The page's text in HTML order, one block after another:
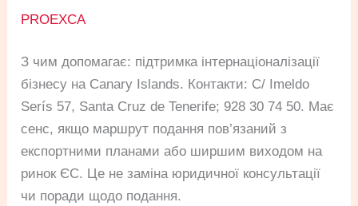
PROEXCA
З чим допомагає: підтримка інтернаціоналізації
бізнесу на Canary Islands. Контакти: C/ Imeldo
Serís 57, Santa Cruz de Tenerife; 928 30 74 50. Має
сенс, якщо маршрут подання пов’язаний з
експортними планами або ширшим виходом на
ринок ЄС. Це не заміна юридичної консультації
чи поради щодо подання.